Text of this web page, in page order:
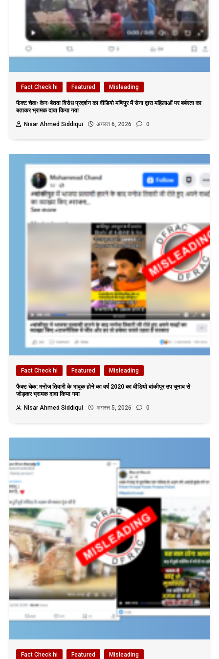
Fact Check hi Featured Misleading
फैक्ट चेकः केन-बेतवा विरोध प्रदर्शन का वीडियो मणिपुर में सेना द्वारा महिलाओं पर बर्बरता का
बताकर भ्रामक दावा किया गया
Nisar Ahmed Siddiqui
अगस्त 6, 2026 0
Fact Check hi Featured Misleading
फैक्ट चेक: मनोज तिवारी के भावुक होने का वर्ष 2020 का वीडियो बांकीपुर उप चुनाव से
जोड़कर भ्रामक दावा किया गया
Nisar Ahmed Siddiqui
अगस्त 5, 2026 0
Fact Check hi Featured Misleading